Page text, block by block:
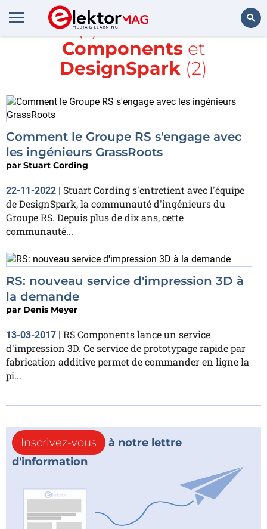
Article(s) avec la balise
RS
Componentset
DesignSpark (2)
Comment le Groupe RS s'engage avec
les ingénieurs GrassRoots
par Stuart Cording
22-11-2022 | Stuart Cording s'entretient avec l'équipe
de DesignSpark, la communauté d'ingénieurs du
Groupe RS. Depuis plus de dix ans, cette
communauté...
RS: nouveau service d'impression 3D à
la demande
par Denis Meyer
13-03-2017 | RS Components lance un service
d'impression 3D. Ce service de prototypage rapide par
fabrication additive permet de commander en ligne la
pi...
Inscrivez-vous
à notre lettre
d'information